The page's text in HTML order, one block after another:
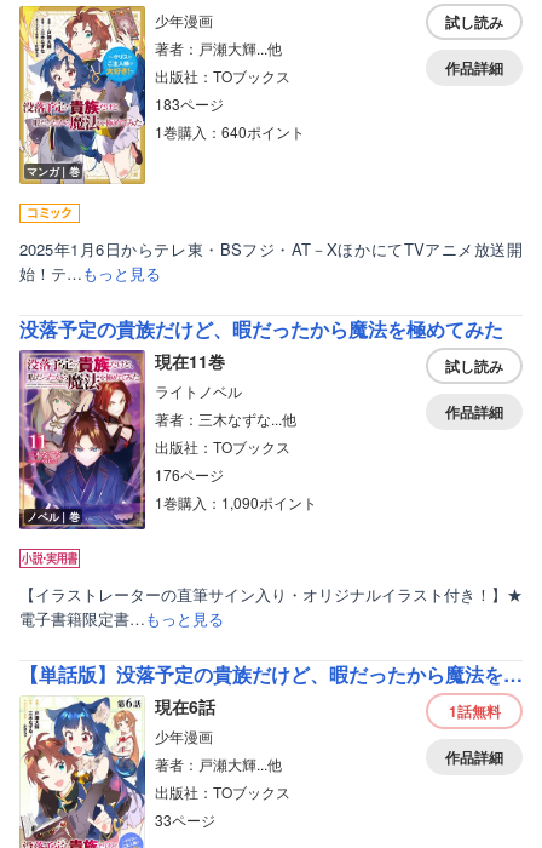
マンガ｜巻
少年漫画
著者：戸瀬大輝...他
出版社：TOブックス
183ページ
1巻購入：640ポイント
試し読み
作品詳細
2025年1月6日からテレ東・BSフジ・AT－XほかにてTVアニメ放送開
始！テ…もっと見る
没落予定の貴族だけど、暇だったから魔法を極めてみた
ノベル｜巻
現在11巻
ライトノベル
著者：三木なずな...他
出版社：TOブックス
176ページ
1巻購入：1,090ポイント
試し読み
作品詳細
【イラストレーターの直筆サイン入り・オリジナルイラスト付き！】★
電子書籍限定書…もっと見る
【単話版】没落予定の貴族だけど、暇だったから魔法を極めてみた～クリスはご主人様が大好き！～
現在6話
少年漫画
著者：戸瀬大輝...他
出版社：TOブックス
33ページ
1話無料
作品詳細